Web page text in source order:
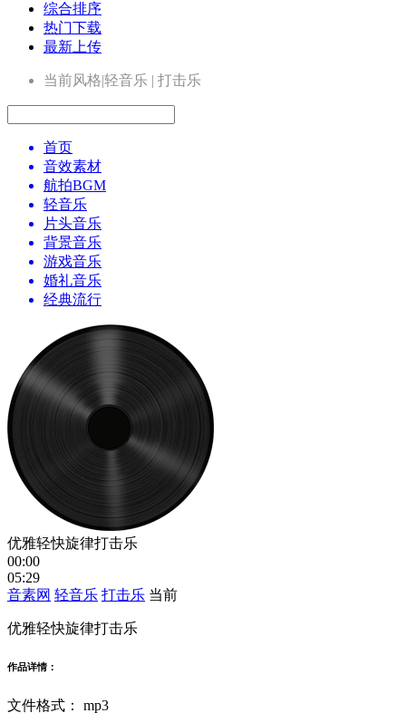
综合排序
热门下载
最新上传
当前风格|轻音乐 | 打击乐
首页
音效素材
航拍BGM
轻音乐
片头音乐
背景音乐
游戏音乐
婚礼音乐
经典流行
优雅轻快旋律打击乐
00:00
05:29
音素网 轻音乐 打击乐 当前
优雅轻快旋律打击乐
作品详情：
文件格式： mp3